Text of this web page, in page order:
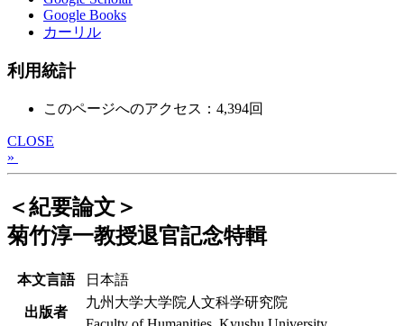
Google Books
カーリル
利用統計
このページへのアクセス：4,394回
CLOSE
»
＜紀要論文＞
菊竹淳一教授退官記念特輯
本文言語 日本語
出版者
九州大学大学院人文科学研究院